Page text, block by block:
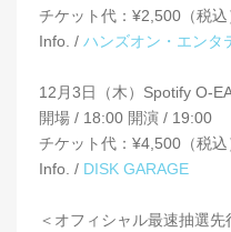
チケット代：¥2,500（税込
Info. / ハンズオン・エンタ
12月3日（木）Spotify O-
開場 / 18:00 開演 / 19:00
チケット代：¥4,500（税込
Info. / DISK GARAGE
＜オフィシャル最速抽選先